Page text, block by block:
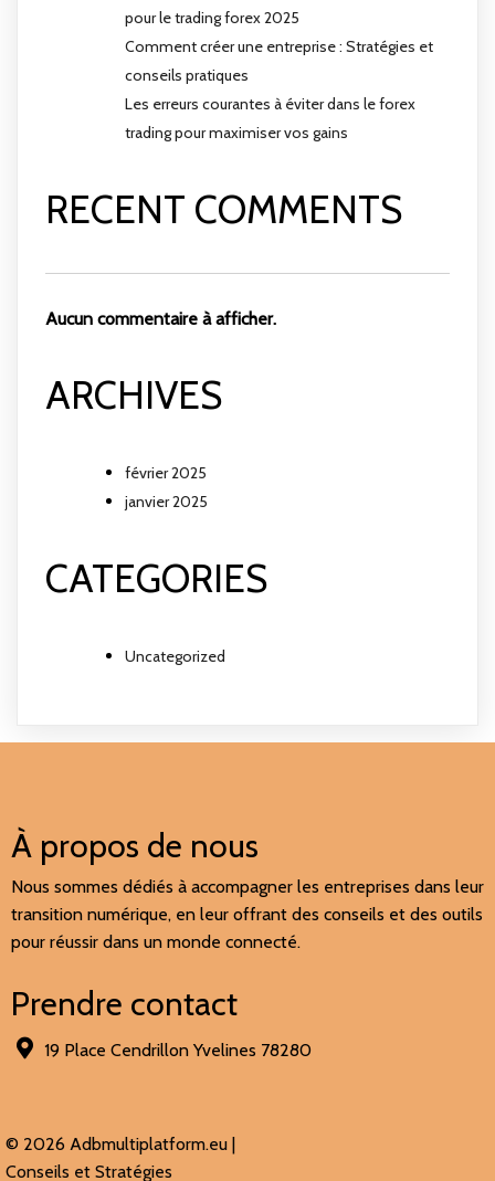
pour le trading forex 2025
Comment créer une entreprise : Stratégies et
conseils pratiques
Les erreurs courantes à éviter dans le forex
trading pour maximiser vos gains
RECENT COMMENTS
Aucun commentaire à afficher.
ARCHIVES
février 2025
janvier 2025
CATEGORIES
Uncategorized
À propos de nous
Nous sommes dédiés à accompagner les entreprises dans leur
transition numérique, en leur offrant des conseils et des outils
pour réussir dans un monde connecté.
Prendre contact
19 Place Cendrillon Yvelines 78280
© 2026 Adbmultiplatform.eu |
Conseils et Stratégies